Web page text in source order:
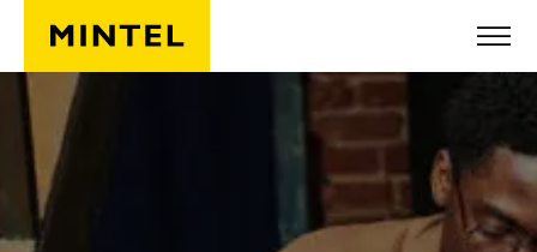
Skip to main content